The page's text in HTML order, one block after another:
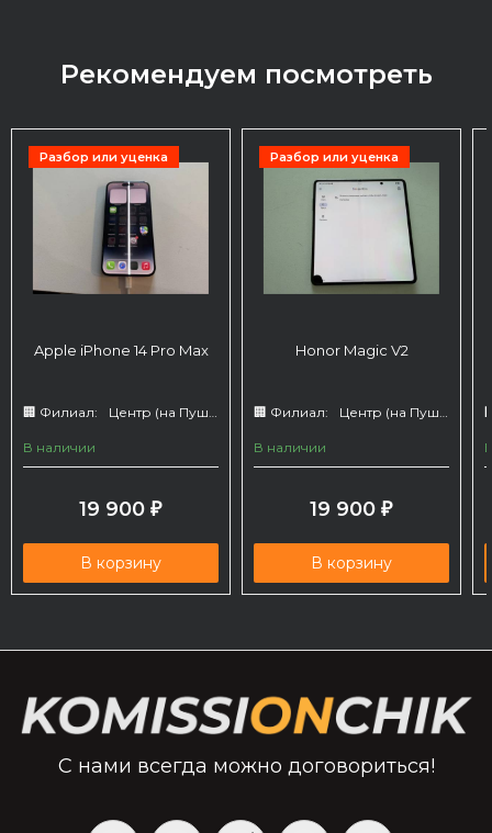
Рекомендуем посмотреть
Разбор или уценка
Apple iPhone 14 Pro Max
🏢 Филиал: Центр (на Пушкина 66)
В наличии
19 900 ₽
В корзину
Разбор или уценка
Honor Magic V2
🏢 Филиал: Центр (на Пушкина 66)
В наличии
19 900 ₽
В корзину
С нами всегда можно договориться!